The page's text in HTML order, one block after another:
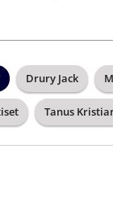
Drury Jack
Tanus